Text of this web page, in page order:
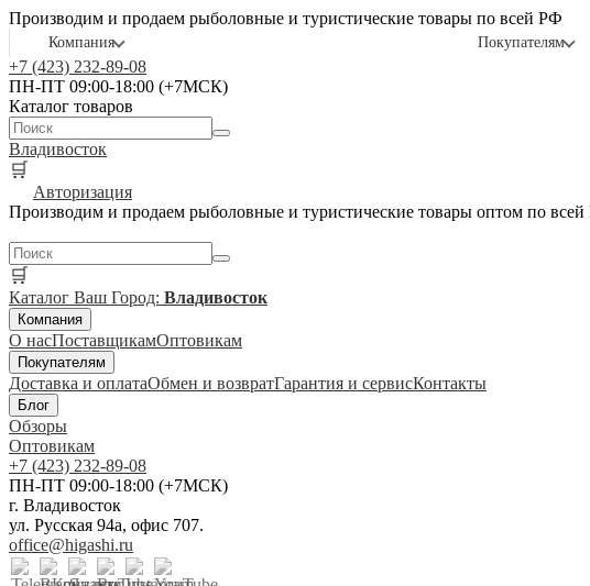
Производим и продаем рыболовные и туристические товары по всей РФ
Компания Покупателям
+7 (423) 232-89-08
ПН-ПТ 09:00-18:00 (+7МСК)
Каталог товаров
Владивосток
🛒
Авторизация
Производим и продаем рыболовные и туристические товары оптом по
🛒
Каталог Ваш Город: Владивосток
Компания
О насПоставщикамОптовикам
Покупателям
Доставка и оплатаОбмен и возвратГарантия и сервисКонтакты
Блог
Обзоры
Оптовикам
+7 (423) 232-89-08
ПН-ПТ 09:00-18:00 (+7МСК)
г. Владивосток
ул. Русская 94а, офис 707.
office@higashi.ru